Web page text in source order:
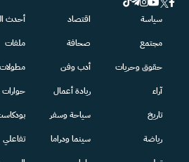
سياسة
مجتمع
حقوق وحريات
آراء
تاريخ
رياضة
اقتصاد
صحافة
أدب وفن
ريادة أعمال
سياحة وسفر
سينما ودراما
أحدث
ملفات
مطولات
حوارات
تفاعلي